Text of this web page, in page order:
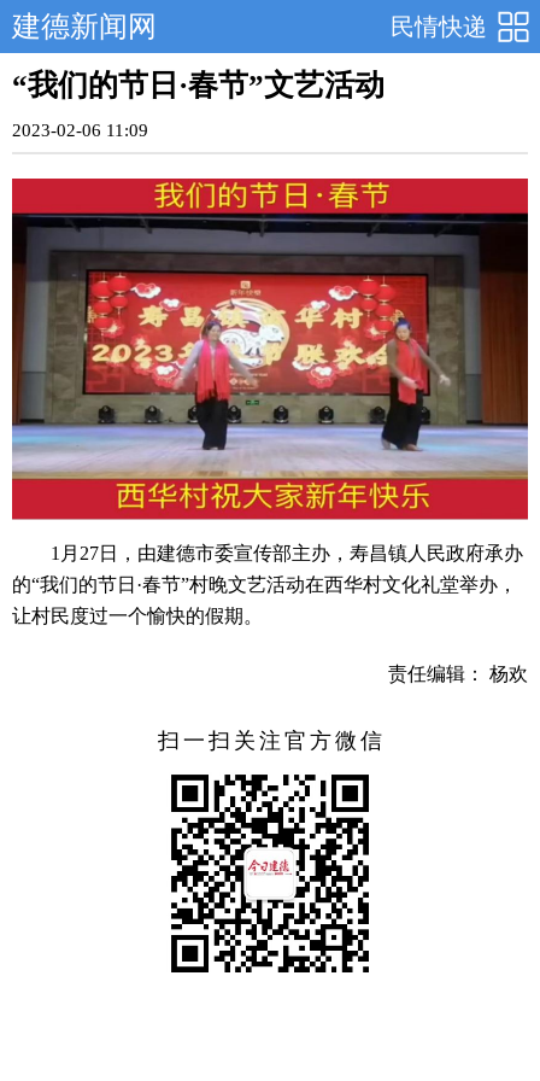
民情快递
建德新闻网
“我们的节日·春节”文艺活动
2023-02-06 11:09
1月27日，由建德市委宣传部主办，寿昌镇人民政府承办
的“我们的节日·春节”村晚文艺活动在西华村文化礼堂举办，
让村民度过一个愉快的假期。
责任编辑： 杨欢
扫一扫关注官方微信